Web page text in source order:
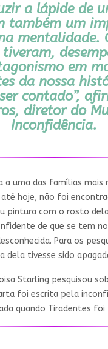
a lápide de
também um
mentalidade.
em
da nossa
contado”,
diretor do
Inconfidência.
a uma das famílias mais
até hoje, não foi
pintura com o rosto
de que se tem
Para os
dela tivesse sido
Starling pesquisou
foi escrita pela
quando Tiradentes foi